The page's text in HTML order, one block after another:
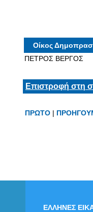
Οίκος
ΠΕΤΡΟΣ ΒΕΡΓΟΣ
Επιστροφή στη
ΠΡΩΤΟ |
ΕΛΛΗΝΕΣ